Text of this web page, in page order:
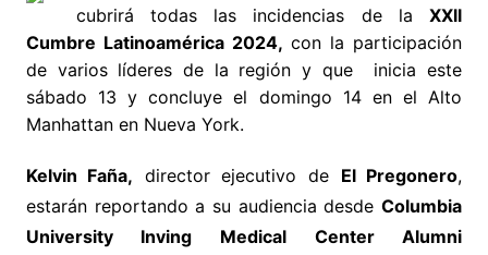
cubrirá todas las incidencias de laXXll
Cumbre Latinoamérica 2024, con la participación
de varios líderes de la región y que inicia este
sábado 13 y concluye el domingo 14 en el Alto
Manhattan en Nueva York.
Kelvin Faña, director ejecutivo de El Pregonero,
estarán reportando a su audiencia desdeColumbia
University Inving Medical Center Alumni